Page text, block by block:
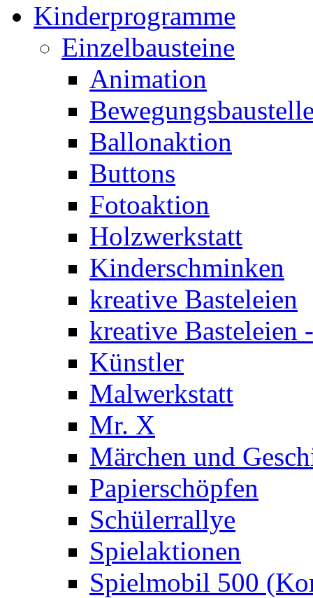
Kinderprogramme
Einzelbausteine
Animation
Ballonaktion
Buttons
Fotoaktion
Holzwerkstatt
Kinderschminken
kreative Basteleien
kreative Basteleien
Künstler
Malwerkstatt
Mr. X
Märchen und
Papierschöpfen
Schülerrallye
Spielaktionen
Spielmobil 500